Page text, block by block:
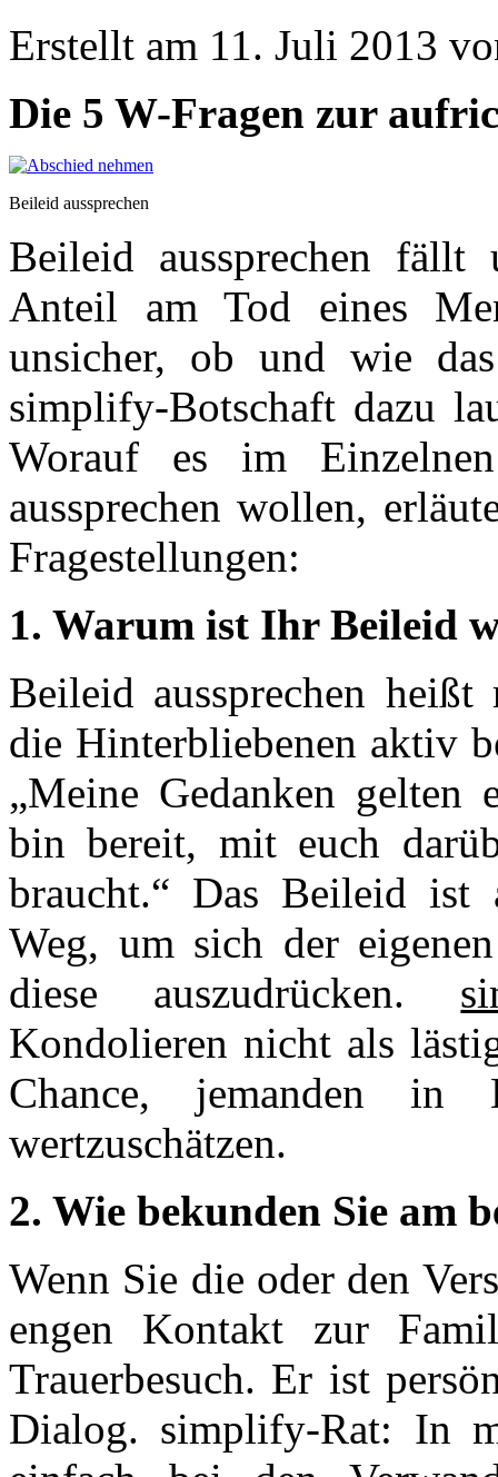
Erstellt am 11. Juli 2013
Die 5 W-Fragen zur
Beileid aussprechen
Beileid aussprechen
Anteil am Tod eines
unsicher, ob und wie
simplify-Botschaft dazu
Worauf es im
aussprechen wollen,
Fragestellungen:
1. Warum ist Ihr Beileid
Beileid aussprechen
die Hinterbliebenen aktiv
„Meine Gedanken gelten
bin bereit, mit euch
braucht.“ Das Beileid ist
Weg, um sich der
diese auszudrücken.
Kondolieren nicht als
Chance, jemanden in
wertzuschätzen.
2. Wie bekunden Sie am
Wenn Sie die oder den
engen Kontakt zur
Trauerbesuch. Er ist
Dialog. simplify-Rat: In